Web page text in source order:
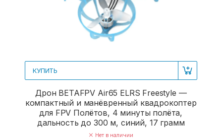
КУПИТЬ
Дрон BETAFPV Air65 ELRS Freestyle —
компактный и манёвренный квадрокоптер
для FPV Полётов, 4 минуты полёта,
дальность до 300 м, синий, 17 грамм
Нет в наличии